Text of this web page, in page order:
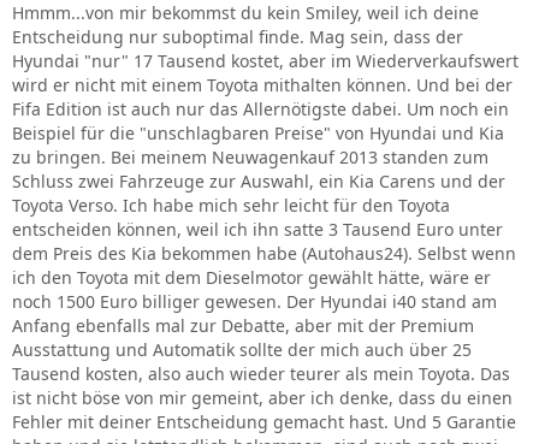
Hmmm...von mir bekommst du kein Smiley, weil ich deine
Entscheidung nur suboptimal finde. Mag sein, dass der
Hyundai "nur" 17 Tausend kostet, aber im Wiederverkaufswert
wird er nicht mit einem Toyota mithalten können. Und bei der
Fifa Edition ist auch nur das Allernötigste dabei. Um noch ein
Beispiel für die "unschlagbaren Preise" von Hyundai und Kia
zu bringen. Bei meinem Neuwagenkauf 2013 standen zum
Schluss zwei Fahrzeuge zur Auswahl, ein Kia Carens und der
Toyota Verso. Ich habe mich sehr leicht für den Toyota
entscheiden können, weil ich ihn satte 3 Tausend Euro unter
dem Preis des Kia bekommen habe (Autohaus24). Selbst wenn
ich den Toyota mit dem Dieselmotor gewählt hätte, wäre er
noch 1500 Euro billiger gewesen. Der Hyundai i40 stand am
Anfang ebenfalls mal zur Debatte, aber mit der Premium
Ausstattung und Automatik sollte der mich auch über 25
Tausend kosten, also auch wieder teurer als mein Toyota. Das
ist nicht böse von mir gemeint, aber ich denke, dass du einen
Fehler mit deiner Entscheidung gemacht hast. Und 5 Garantie